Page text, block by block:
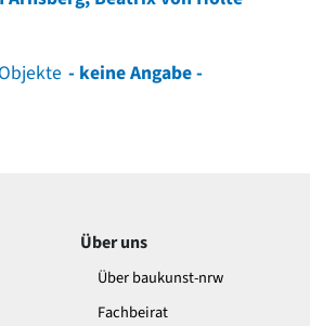
- keine Angabe -
Über uns
Über baukunst-nrw
Fachbeirat